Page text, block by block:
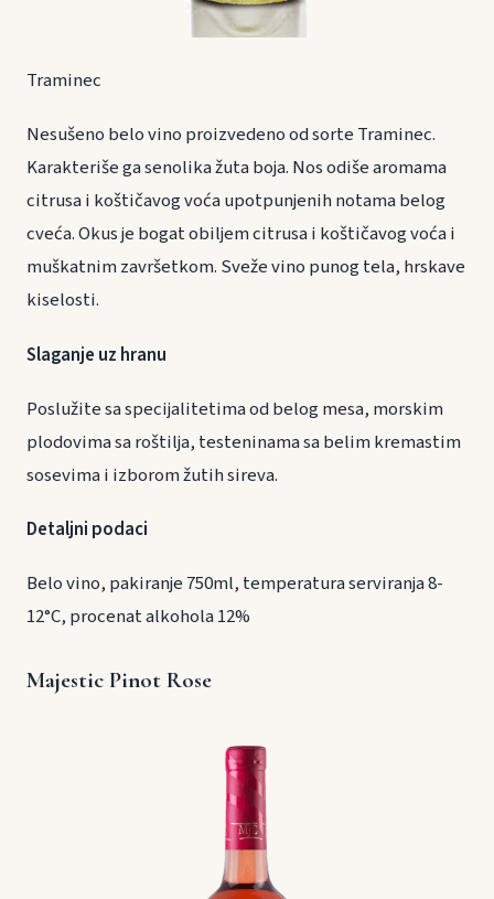
Traminec
Nesušeno belo vino proizvedeno od sorte Traminec.
Karakteriše ga senolika žuta boja. Nos odiše aromama
citrusa i koštičavog voća upotpunjenih notama belog
cveća. Okus je bogat obiljem citrusa i koštičavog voća i
muškatnim završetkom. Sveže vino punog tela, hrskave
kiselosti.
Slaganje uz hranu
Poslužite sa specijalitetima od belog mesa, morskim
plodovima sa roštilja, testeninama sa belim kremastim
sosevima i izborom žutih sireva.
Detaljni podaci
Belo vino, pakiranje 750ml, temperatura serviranja 8-
12°C, procenat alkohola 12%
Majestic Pinot Rose